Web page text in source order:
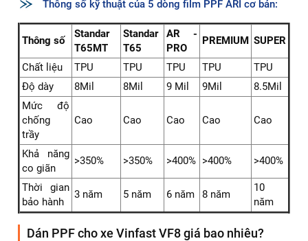
Giải pháp bảo vệ xe hàng đầu từ ARI USA
Thông số kỹ thuật của 5 dòng film PPF ARI cơ bản:
Thông số
Standar
T65MT
Standar
T65
AR -
PRO
SUPER
Chất liệu TPU TPU TPU TPU
TPU